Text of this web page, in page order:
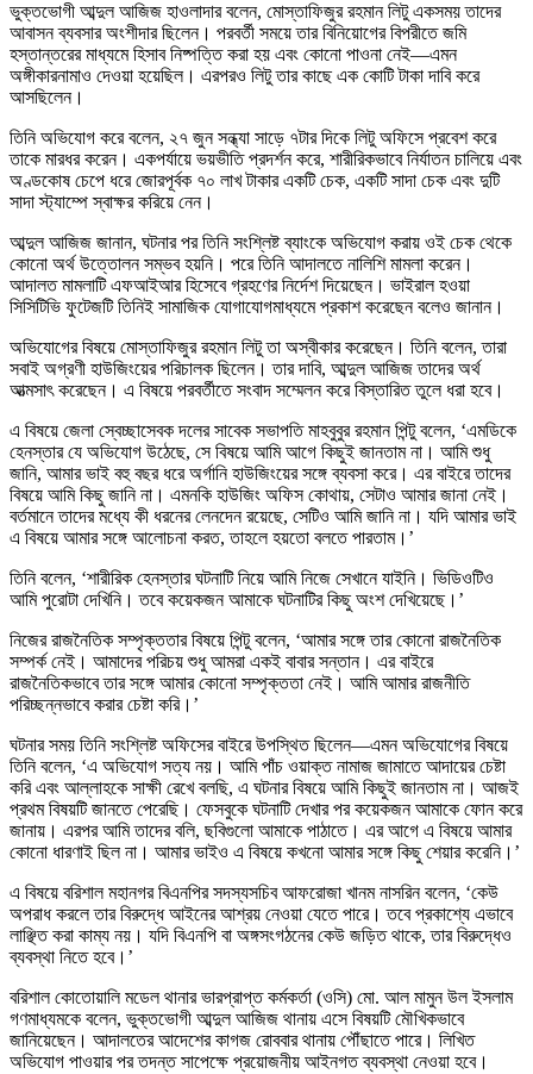
ভুক্তভোগী আব্দুল আজিজ হাওলাদার বলেন, মোস্তাফিজুর রহমান লিটু একসময় তাদের
আবাসন ব্যবসার অংশীদার ছিলেন। পরবর্তী সময়ে তার বিনিয়োগের বিপরীতে জমি
হস্তান্তরের মাধ্যমে হিসাব নিষ্পত্তি করা হয় এবং কোনো পাওনা নেই—এমন
অঙ্গীকারনামাও দেওয়া হয়েছিল। এরপরও লিটু তার কাছে এক কোটি টাকা দাবি করে
আসছিলেন।
তিনি অভিযোগ করে বলেন, ২৭ জুন সন্ধ্যা সাড়ে ৭টার দিকে লিটু অফিসে প্রবেশ করে
তাকে মারধর করেন। একপর্যায়ে ভয়ভীতি প্রদর্শন করে, শারীরিকভাবে নির্যাতন চালিয়ে এবং
অণ্ডকোষ চেপে ধরে জোরপূর্বক ৭০ লাখ টাকার একটি চেক, একটি সাদা চেক এবং দুটি
সাদা স্ট্যাম্পে স্বাক্ষর করিয়ে নেন।
আব্দুল আজিজ জানান, ঘটনার পর তিনি সংশ্লিষ্ট ব্যাংকে অভিযোগ করায় ওই চেক থেকে
কোনো অর্থ উত্তোলন সম্ভব হয়নি। পরে তিনি আদালতে নালিশি মামলা করেন।
আদালত মামলাটি এফআইআর হিসেবে গ্রহণের নির্দেশ দিয়েছেন। ভাইরাল হওয়া
সিসিটিভি ফুটেজটি তিনিই সামাজিক যোগাযোগমাধ্যমে প্রকাশ করেছেন বলেও জানান।
অভিযোগের বিষয়ে মোস্তাফিজুর রহমান লিটু তা অস্বীকার করেছেন। তিনি বলেন, তারা
সবাই অগ্রণী হাউজিংয়ের পরিচালক ছিলেন। তার দাবি, আব্দুল আজিজ তাদের অর্থ
আত্মসাৎ করেছেন। এ বিষয়ে পরবর্তীতে সংবাদ সম্মেলন করে বিস্তারিত তুলে ধরা হবে।
এ বিষয়ে জেলা স্বেচ্ছাসেবক দলের সাবেক সভাপতি মাহবুবুর রহমান পিন্টু বলেন, ‘এমডিকে
হেনস্তার যে অভিযোগ উঠেছে, সে বিষয়ে আমি আগে কিছুই জানতাম না। আমি শুধু
জানি, আমার ভাই বহু বছর ধরে অর্গানি হাউজিংয়ের সঙ্গে ব্যবসা করে। এর বাইরে তাদের
বিষয়ে আমি কিছু জানি না। এমনকি হাউজিং অফিস কোথায়, সেটাও আমার জানা নেই।
বর্তমানে তাদের মধ্যে কী ধরনের লেনদেন রয়েছে, সেটিও আমি জানি না। যদি আমার ভাই
এ বিষয়ে আমার সঙ্গে আলোচনা করত, তাহলে হয়তো বলতে পারতাম।’
তিনি বলেন, ‘শারীরিক হেনস্তার ঘটনাটি নিয়ে আমি নিজে সেখানে যাইনি। ভিডিওটিও
আমি পুরোটা দেখিনি। তবে কয়েকজন আমাকে ঘটনাটির কিছু অংশ দেখিয়েছে।’
নিজের রাজনৈতিক সম্পৃক্ততার বিষয়ে পিন্টু বলেন, ‘আমার সঙ্গে তার কোনো রাজনৈতিক
সম্পর্ক নেই। আমাদের পরিচয় শুধু আমরা একই বাবার সন্তান। এর বাইরে
রাজনৈতিকভাবে তার সঙ্গে আমার কোনো সম্পৃক্ততা নেই। আমি আমার রাজনীতি
পরিচ্ছন্নভাবে করার চেষ্টা করি।’
ঘটনার সময় তিনি সংশ্লিষ্ট অফিসের বাইরে উপস্থিত ছিলেন—এমন অভিযোগের বিষয়ে
তিনি বলেন, ‘এ অভিযোগ সত্য নয়। আমি পাঁচ ওয়াক্ত নামাজ জামাতে আদায়ের চেষ্টা
করি এবং আল্লাহকে সাক্ষী রেখে বলছি, এ ঘটনার বিষয়ে আমি কিছুই জানতাম না। আজই
প্রথম বিষয়টি জানতে পেরেছি। ফেসবুকে ঘটনাটি দেখার পর কয়েকজন আমাকে ফোন করে
জানায়। এরপর আমি তাদের বলি, ছবিগুলো আমাকে পাঠাতে। এর আগে এ বিষয়ে আমার
কোনো ধারণাই ছিল না। আমার ভাইও এ বিষয়ে কখনো আমার সঙ্গে কিছু শেয়ার করেনি।’
এ বিষয়ে বরিশাল মহানগর বিএনপির সদস্যসচিব আফরোজা খানম নাসরিন বলেন, ‘কেউ
অপরাধ করলে তার বিরুদ্ধে আইনের আশ্রয় নেওয়া যেতে পারে। তবে প্রকাশ্যে এভাবে
লাঞ্ছিত করা কাম্য নয়। যদি বিএনপি বা অঙ্গসংগঠনের কেউ জড়িত থাকে, তার বিরুদ্ধেও
ব্যবস্থা নিতে হবে।’
বরিশাল কোতোয়ালি মডেল থানার ভারপ্রাপ্ত কর্মকর্তা (ওসি) মো. আল মামুন উল ইসলাম
গণমাধ্যমকে বলেন, ভুক্তভোগী আব্দুল আজিজ থানায় এসে বিষয়টি মৌখিকভাবে
জানিয়েছেন। আদালতের আদেশের কাগজ রোববার থানায় পৌঁছাতে পারে। লিখিত
অভিযোগ পাওয়ার পর তদন্ত সাপেক্ষে প্রয়োজনীয় আইনগত ব্যবস্থা নেওয়া হবে।